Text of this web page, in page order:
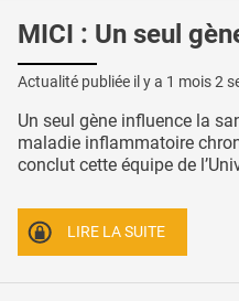
MICI : Un seul
Actualité publiée il y a 1 mois 2
Un seul gène influence la
maladie inflammatoire
conclut cette équipe de
LIRE LA SUITE